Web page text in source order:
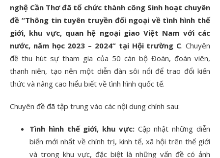
nghệ Cần Thơ đã tổ chức thành công Sinh hoạt chuyên
đề “Thông tin tuyên truyền đối ngoại về tình hình thế
giới, khu vực, quan hệ ngoại giao Việt Nam với các
nước, năm học 2023 – 2024” tại Hội trường C. Chuyên
đề thu hút sự tham gia của 50 cán bộ Đoàn, đoàn viên,
thanh niên, tạo nên một diễn đàn sôi nổi để trao đổi kiến
thức và nâng cao hiểu biết về tình hình quốc tế.
Chuyên đề đã tập trung vào các nội dung chính sau:
Tình hình thế giới, khu vực:Cập nhật những diễn
biến mới nhất về chính trị, kinh tế, xã hội trên thế giới
và trong khu vực, đặc biệt là những vấn đề có ảnh